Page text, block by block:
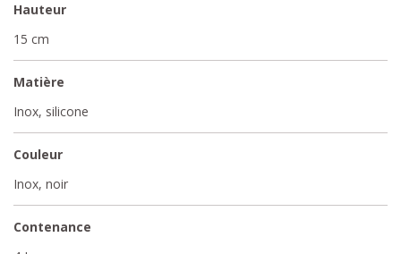
Hauteur
15 cm
Matière
Inox, silicone
Couleur
Inox, noir
Contenance